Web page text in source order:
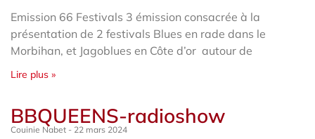
Emission 66 Festivals 3 émission consacrée à la
présentation de 2 festivals Blues en rade dans le
Morbihan, et Jagoblues en Côte d’or autour de
Lire plus »
BBQUEENS-radioshow
Couinie Nabet 22 mars 2024